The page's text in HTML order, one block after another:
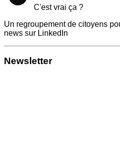
C'est vrai ça ?
Un regroupement de citoyens
news sur LinkedIn
Newsletter